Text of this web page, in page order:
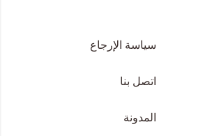
سياسة الإرجاع
اتصل بنا
المدونة